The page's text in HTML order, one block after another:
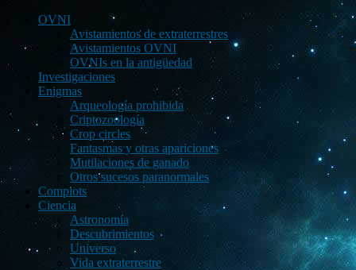
OVNI
Avistamientos de extraterrestres
Avistamientos OVNI
OVNIs en la antigüedad
Investigaciones
Enigmas
Arqueología prohibida
Criptozoología
Crop circles
Fantasmas y otras apariciones
Mutilaciones de ganado
Otros sucesos paranormales
Complots
Ciencia
Astronomía
Descubrimientos
Universo
Vida extraterrestre